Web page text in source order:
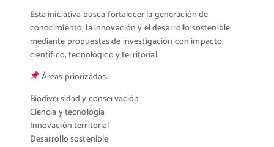
Esta iniciativa busca fortalecer la generación de
conocimiento, la innovación y el desarrollo sostenible
mediante propuestas de investigación con impacto
científico, tecnológico y territorial.
Áreas priorizadas:
Biodiversidad y conservación
Ciencia y tecnología
Innovación territorial
Desarrollo sostenible